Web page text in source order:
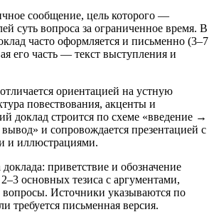
сообщение, цель которого —
суть вопроса за ограниченное время. В
часто оформляется и письменно (3–7
его часть — текст выступления и
ориентацией на устную
повествования, акценты и
доклад строится по схеме «введение →
и сопровождается презентацией с
и иллюстрациями.
приветствие и обозначение
основных тезиса с аргументами,
Источники указываются по
требуется письменная версия.